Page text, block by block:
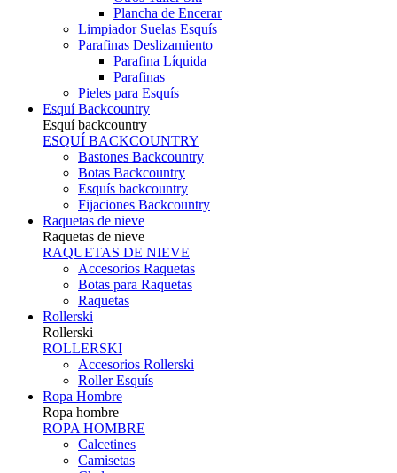
Plancha de Encerar
Limpiador Suelas Esquís
Parafinas Deslizamiento
Parafina Líquida
Parafinas
Pieles para Esquís
Esquí Backcountry
Esquí backcountry
ESQUÍ BACKCOUNTRY
Bastones Backcountry
Botas Backcountry
Esquís backcountry
Fijaciones Backcountry
Raquetas de nieve
Raquetas de nieve
RAQUETAS DE NIEVE
Accesorios Raquetas
Botas para Raquetas
Raquetas
Rollerski
Rollerski
ROLLERSKI
Accesorios Rollerski
Roller Esquís
Ropa Hombre
Ropa hombre
ROPA HOMBRE
Calcetines
Camisetas